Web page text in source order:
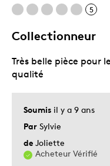
5
Collectionneur
Soumis il y a 9 ans
Par Sylvie
de Joliette
Acheteur Vérifié
Très belle pièce pour
qualité